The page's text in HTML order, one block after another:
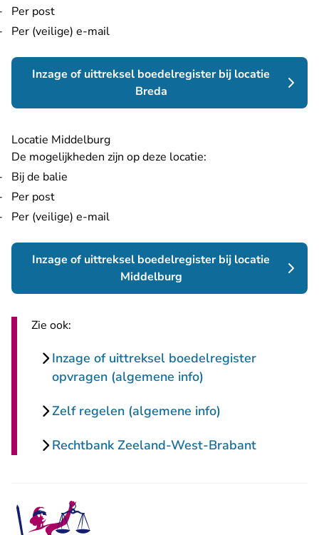
Per post
Per (veilige) e-mail
Inzage of uittreksel boedelregister bij locatie
Breda
Locatie Middelburg
De mogelijkheden zijn op deze locatie:
Bij de balie
Per post
Per (veilige) e-mail
Inzage of uittreksel boedelregister bij locatie
Middelburg
Zie ook:
Inzage of uittreksel boedelregister
opvragen (algemene info)
Zelf regelen (algemene info)
Rechtbank Zeeland-West-Brabant